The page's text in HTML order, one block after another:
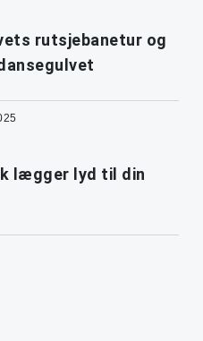
rutsjebanetur og
lægger lyd til din